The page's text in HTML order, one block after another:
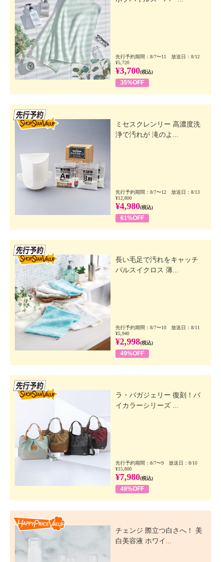
先行予約期間：8/7〜11 放送日：8/12
¥5,720
¥3,700(税込)
35%OFF
ミセスクレンリー 高濃度洗
浄で汚れが 滝のよ...
先行予約期間：8/7〜12 放送日：8/13
¥12,800
¥4,980(税込)
61%OFF
長い毛足で汚れをキャッチ
パルスイクロス 薄...
先行予約期間：8/7〜10 放送日：8/11
¥5,940
¥2,998(税込)
49%OFF
ラ・バガジェリー 復刻！バ
イカラーシリーズ ...
先行予約期間：8/7〜9 放送日：8/10
¥15,800
¥7,980(税込)
49%OFF
チェンジ 際立つ白さへ！ 美
白美容液 ホワイ...